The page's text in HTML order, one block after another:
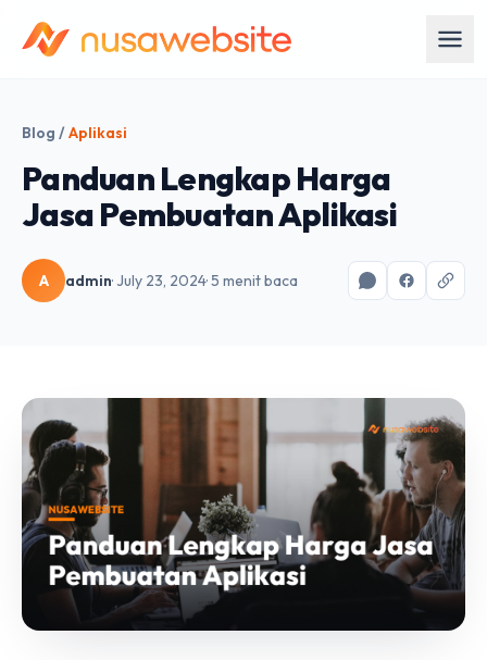
Blog /Aplikasi
Panduan Lengkap Harga
Jasa Pembuatan Aplikasi
A admin· July 23, 2024· 5 menit baca